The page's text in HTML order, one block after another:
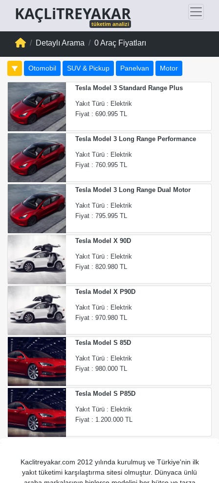
KAÇLiTREYAKAR
tüketim analizi
Detaylı Arama 0 Araç Fiyatları
Otomobil SUV & Pickup Panelvan Motor
Tesla Model 3 Standard Range Plus
Yakıt Türü : Elektrik
Fiyat : 690.995 TL
Tesla Model 3 Long Range Performance
Yakıt Türü : Elektrik
Fiyat : 760.995 TL
Tesla Model 3 Long Range Dual Motor
Yakıt Türü : Elektrik
Fiyat : 795.995 TL
Tesla Model X 90D
Yakıt Türü : Elektrik
Fiyat : 820.980 TL
Tesla Model X P90D
Yakıt Türü : Elektrik
Fiyat : 970.980 TL
Tesla Model S 85D
Yakıt Türü : Elektrik
Fiyat : 980.000 TL
Tesla Model S P85D
Yakıt Türü : Elektrik
Fiyat : 1.200.000 TL
Kaclitreyakar.com 2012 yılında kurulmuş ve Türkiye'nin ilk
yakıt tüketimi karşılaştırma sitesi olmuştur. Dünyaca ünlü